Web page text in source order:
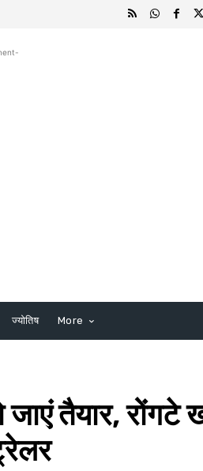
ज्योतिष More
जाएं तैयार,